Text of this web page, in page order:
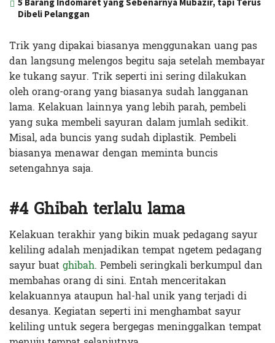
5 Barang Indomaret yang Sebenarnya Mubazir, tapi Terus
Dibeli Pelanggan
Trik yang dipakai biasanya menggunakan uang pas
dan langsung melengos begitu saja setelah membayar
ke tukang sayur. Trik seperti ini sering dilakukan
oleh orang-orang yang biasanya sudah langganan
lama. Kelakuan lainnya yang lebih parah, pembeli
yang suka membeli sayuran dalam jumlah sedikit.
Misal, ada buncis yang sudah diplastik. Pembeli
biasanya menawar dengan meminta buncis
setengahnya saja.
#4 Ghibah terlalu lama
Kelakuan terakhir yang bikin muak pedagang sayur
keliling adalah menjadikan tempat ngetem pedagang
sayur buatghibah. Pembeli seringkali berkumpul dan
membahas orang di sini. Entah menceritakan
kelakuannya ataupun hal-hal unik yang terjadi di
desanya. Kegiatan seperti ini menghambat sayur
keliling untuk segera bergegas meninggalkan tempat